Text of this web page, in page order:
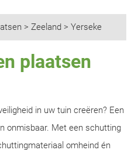
> Zeeland > Yerseke
plaatsen
in uw tuin creëren? Een
onmisbaar. Met een schutting
omheind én